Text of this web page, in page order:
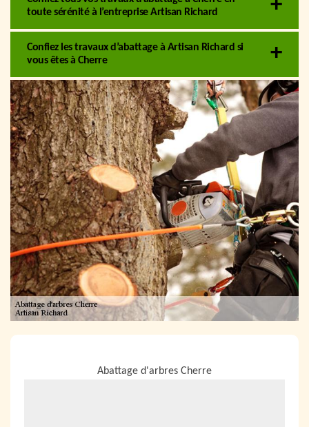
toute sérénité à l’entreprise Artisan Richard
Confiez les travaux d’abattage à Artisan Richard si
vous êtes à Cherre
Abattage d'arbres Cherre